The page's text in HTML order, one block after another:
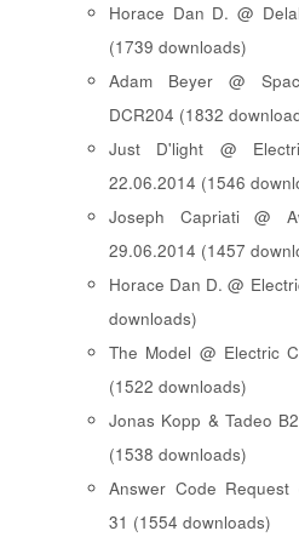
Horace Dan D. @
(1739 downloads)
Adam Beyer @
DCR204 (1832
Just D'light @
22.06.2014 (1546
Joseph Capriati @
29.06.2014 (1457
Horace Dan D. @
downloads)
The Model @ Electric
(1522 downloads)
Jonas Kopp & Tadeo
(1538 downloads)
Answer Code
31 (1554 downloads)